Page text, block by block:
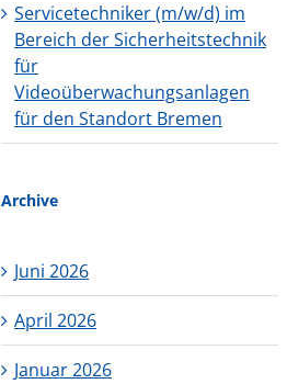
Servicetechniker (m/w/d) im
Bereich der Sicherheitstechnik
für
Videoüberwachungsanlagen
für den Standort Bremen
Archive
Juni 2026
April 2026
Januar 2026